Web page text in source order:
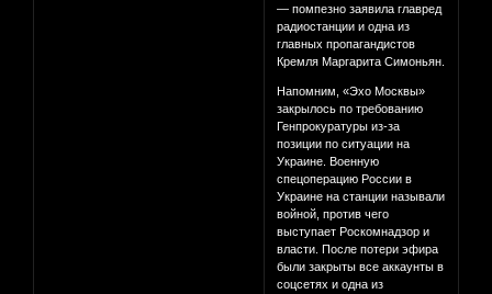
— помпезно заявила главред
радиостанции и одна из
главных пропагандистов
Кремля Маргарита Симоньян.
Напомним, «Эхо Москвы»
закрылось по требованию
Генпрокуратуры из-за
позиции по ситуации на
Украине. Военную
спецоперацию России в
Украине на станции называли
войной, против чего
выступает Роскомнадзор и
власти. После потери эфира
были закрыты все аккаунты в
соцсетях и одна из